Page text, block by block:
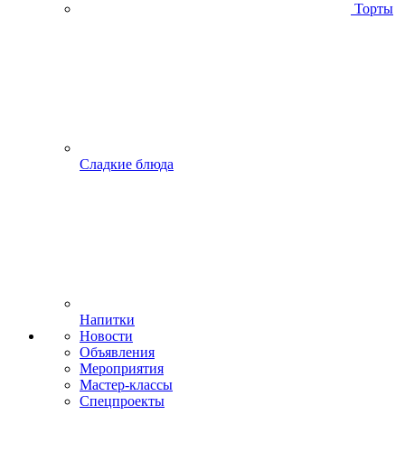
Торты
Сладкие блюда
Напитки
Новости
Объявления
Мероприятия
Мастер-классы
Спецпроекты